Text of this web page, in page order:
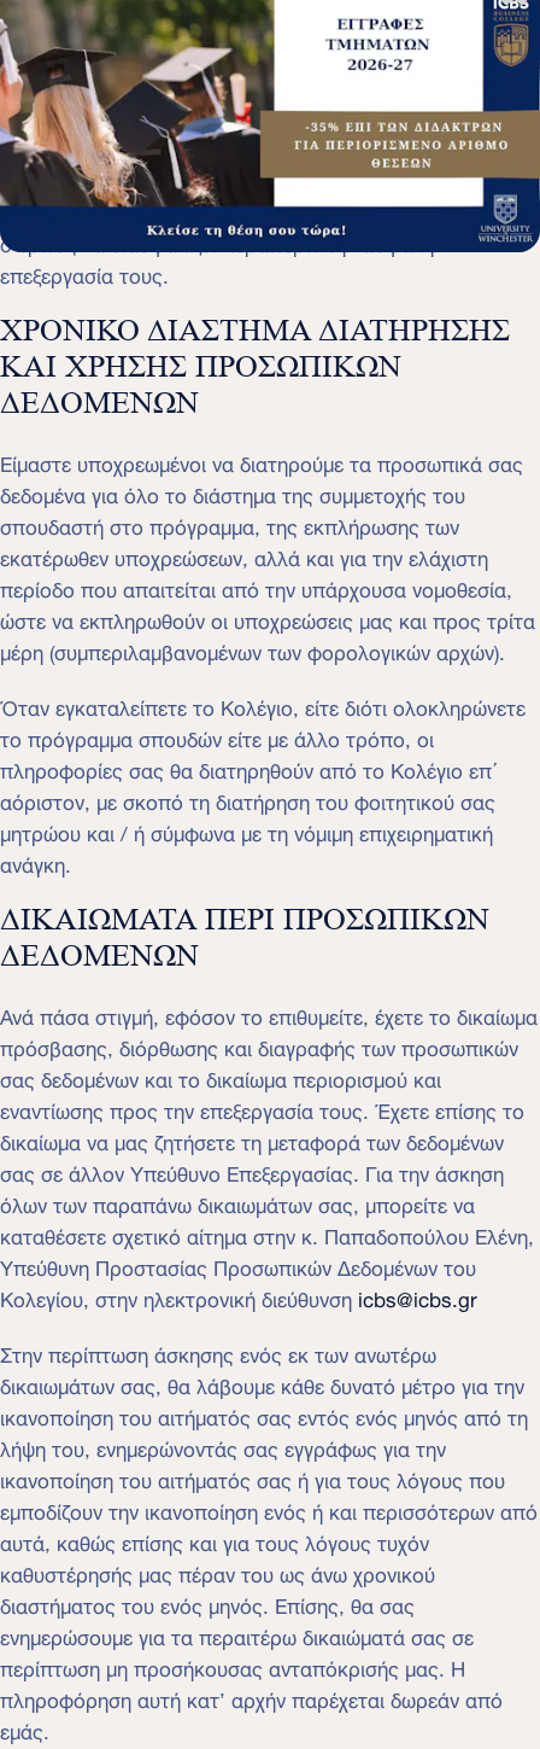
έχουμε εκ του νόμου υποχρέωση να κοινοποιούμε
προσωπικά σας δεδομένα ή έγγραφα που περιέχουν
προσωπικά σας δεδομένα σε φορολογικές ή διοικητικές
αρχές κλπ. Στις περιπτώσεις αυτές σας λαμβάνουμε
μέριμνα, ώστε η διαβίβαση να περιλαμβάνει τα ελάχιστα
απαιτούμενα προσωπικά σας δεδομένα, να
πραγματοποιείται με τον ασφαλέστερο δυνατό τρόπο και
ο τρίτος να διασφαλίζει περαιτέρω την ασφαλή
επεξεργασία τους.
ΧΡΟΝΙΚΟ ΔΙΑΣΤΗΜΑ ΔΙΑΤΗΡΗΣΗΣ
ΚΑΙ ΧΡΗΣΗΣ ΠΡΟΣΩΠΙΚΩΝ
ΔΕΔΟΜΕΝΩΝ
Είμαστε υποχρεωμένοι να διατηρούμε τα προσωπικά σας
δεδομένα για όλο το διάστημα της συμμετοχής του
σπουδαστή στο πρόγραμμα, της εκπλήρωσης των
εκατέρωθεν υποχρεώσεων, αλλά και για την ελάχιστη
περίοδο που απαιτείται από την υπάρχουσα νομοθεσία,
ώστε να εκπληρωθούν οι υποχρεώσεις μας και προς τρίτα
μέρη (συμπεριλαμβανομένων των φορολογικών αρχών).
Όταν εγκαταλείπετε το Κολέγιο, είτε διότι ολοκληρώνετε
το πρόγραμμα σπουδών είτε με άλλο τρόπο, οι
πληροφορίες σας θα διατηρηθούν από το Κολέγιο επ΄
αόριστον, με σκοπό τη διατήρηση του φοιτητικού σας
μητρώου και / ή σύμφωνα με τη νόμιμη επιχειρηματική
ανάγκη.
ΔΙΚΑΙΩΜΑΤΑ ΠΕΡΙ ΠΡΟΣΩΠΙΚΩΝ
ΔΕΔΟΜΕΝΩΝ
Ανά πάσα στιγμή, εφόσον το επιθυμείτε, έχετε το δικαίωμα
πρόσβασης, διόρθωσης και διαγραφής των προσωπικών
σας δεδομένων και το δικαίωμα περιορισμού και
εναντίωσης προς την επεξεργασία τους. Έχετε επίσης το
δικαίωμα να μας ζητήσετε τη μεταφορά των δεδομένων
σας σε άλλον Υπεύθυνο Επεξεργασίας. Για την άσκηση
όλων των παραπάνω δικαιωμάτων σας, μπορείτε να
καταθέσετε σχετικό αίτημα στην κ. Παπαδοπούλου Ελένη,
Υπεύθυνη Προστασίας Προσωπικών Δεδομένων του
Κολεγίου, στην ηλεκτρονική διεύθυνσηicbs@icbs.gr
Στην περίπτωση άσκησης ενός εκ των ανωτέρω
δικαιωμάτων σας, θα λάβουμε κάθε δυνατό μέτρο για την
ικανοποίηση του αιτήματός σας εντός ενός μηνός από τη
λήψη του, ενημερώνοντάς σας εγγράφως για την
ικανοποίηση του αιτήματός σας ή για τους λόγους που
εμποδίζουν την ικανοποίηση ενός ή και περισσότερων από
αυτά, καθώς επίσης και για τους λόγους τυχόν
καθυστέρησής μας πέραν του ως άνω χρονικού
διαστήματος του ενός μηνός. Επίσης, θα σας
ενημερώσουμε για τα περαιτέρω δικαιώματά σας σε
περίπτωση μη προσήκουσας ανταπόκρισής μας. Η
πληροφόρηση αυτή κατ’ αρχήν παρέχεται δωρεάν από
εμάς.